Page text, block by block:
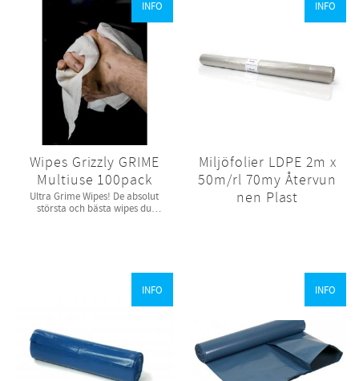
Wipes Grizzly GRIME
Multiuse 100pack
Ultra Grime Wipes! De absolut
största och bästa wipes du
INFO
Miljöfolier LDPE 2m x
50m/rl 70my Återvun
nen Plast
INFO
INFO INFO